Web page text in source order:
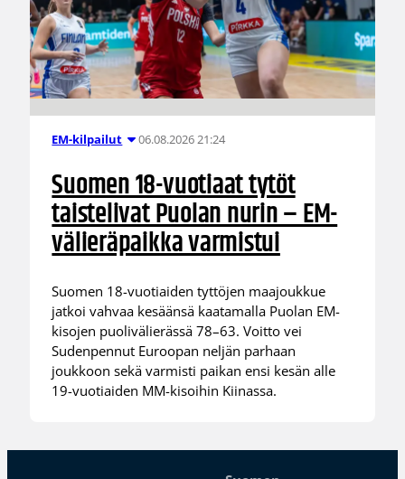
EM-kilpailut 06.08.2026 21:24
Suomen 18-vuotiaat tytöt
taistelivat Puolan nurin – EM-
välieräpaikka varmistui
Suomen 18-vuotiaiden tyttöjen maajoukkue
jatkoi vahvaa kesäänsä kaatamalla Puolan EM-
kisojen puolivälierässä 78–63. Voitto vei
Sudenpennut Euroopan neljän parhaan
joukkoon sekä varmisti paikan ensi kesän alle
19-vuotiaiden MM-kisoihin Kiinassa.